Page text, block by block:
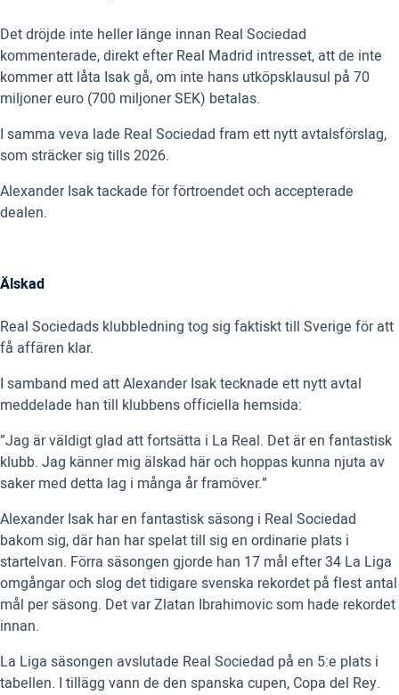
Det dröjde inte heller länge innan Real Sociedad
kommenterade, direkt efter Real Madrid intresset, att de inte
kommer att låta Isak gå, om inte hans utköpsklausul på 70
miljoner euro (700 miljoner SEK) betalas.
I samma veva lade Real Sociedad fram ett nytt avtalsförslag,
som sträcker sig tills 2026.
Alexander Isak tackade för förtroendet och accepterade
dealen.
Älskad
Real Sociedads klubbledning tog sig faktiskt till Sverige för att
få affären klar.
I samband med att Alexander Isak tecknade ett nytt avtal
meddelade han till klubbens officiella hemsida:
”Jag är väldigt glad att fortsätta i La Real. Det är en fantastisk
klubb. Jag känner mig älskad här och hoppas kunna njuta av
saker med detta lag i många år framöver.”
Alexander Isak har en fantastisk säsong i Real Sociedad
bakom sig, där han har spelat till sig en ordinarie plats i
startelvan. Förra säsongen gjorde han 17 mål efter 34 La Liga
omgångar och slog det tidigare svenska rekordet på flest antal
mål per säsong. Det var Zlatan Ibrahimovic som hade rekordet
innan.
La Liga säsongen avslutade Real Sociedad på en 5:e plats i
tabellen. I tillägg vann de den spanska cupen, Copa del Rey.